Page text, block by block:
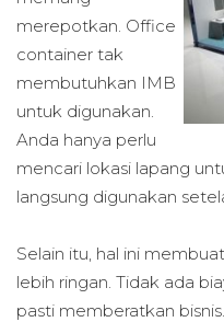
merepotkan. Office
container tak
membutuhkan IMB
untuk digunakan.
Anda hanya perlu
mencari lokasi lapang
langsung digunakan
Selain itu, hal ini
lebih ringan. Tidak ada
pasti memberatkan bisnis.